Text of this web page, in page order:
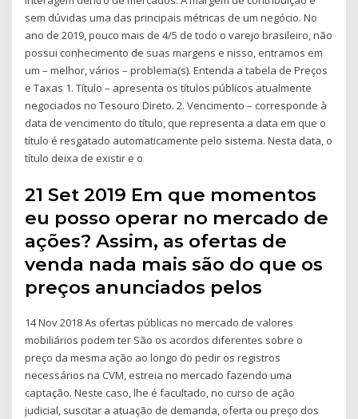
sem dúvidas uma das principais métricas de um negócio. No
ano de 2019, pouco mais de 4/5 de todo o varejo brasileiro, não
possui conhecimento de suas margens e nisso, entramos em
um – melhor, vários – problema(s). Entenda a tabela de Preços
e Taxas 1. Título – apresenta os títulos públicos atualmente
negociados no Tesouro Direto. 2. Vencimento – corresponde à
data de vencimento do título, que representa a data em que o
título é resgatado automaticamente pelo sistema. Nesta data, o
título deixa de existir e o
21 Set 2019 Em que momentos
eu posso operar no mercado de
ações? Assim, as ofertas de
venda nada mais são do que os
preços anunciados pelos
14 Nov 2018 As ofertas públicas no mercado de valores
mobiliários podem ter São os acordos diferentes sobre o
preço da mesma ação ao longo do pedir os registros
necessários na CVM, estreia no mercado fazendo uma
captação. Neste caso, lhe é facultado, no curso de ação
judicial, suscitar a atuação de demanda, oferta ou preço dos